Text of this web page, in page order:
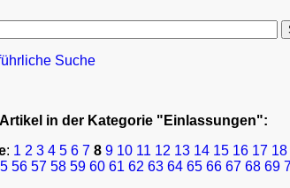
Suche
in der Kategorie "Einlassungen":
: 1 2 3 4 5 6 7 8 9 10 11 12 13 14 15 16 17 18
56 57 58 59 60 61 62 63 64 65 66 67 68 69